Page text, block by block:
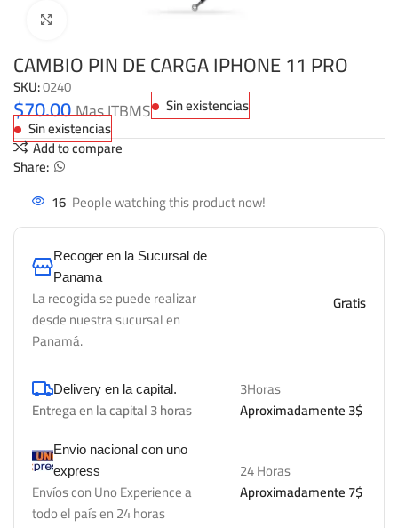
CAMBIO PIN DE CARGA IPHONE 11 PRO
SKU:0240
$70.00Mas ITBMS
Sin existencias
Sin existencias
Add to compare
Share:
16 People watching this product now!
Recoger en la Sucursal de
Panama
La recogida se puede realizar
desde nuestra sucursal en
Panamá.
Gratis
Delivery en la capital.
Entrega en la capital 3 horas
3Horas
Aproximadamente 3$
Envio nacional con uno
express
Envíos con Uno Experience a
todo el país en 24 horas
24 Horas
Aproximadamente 7$